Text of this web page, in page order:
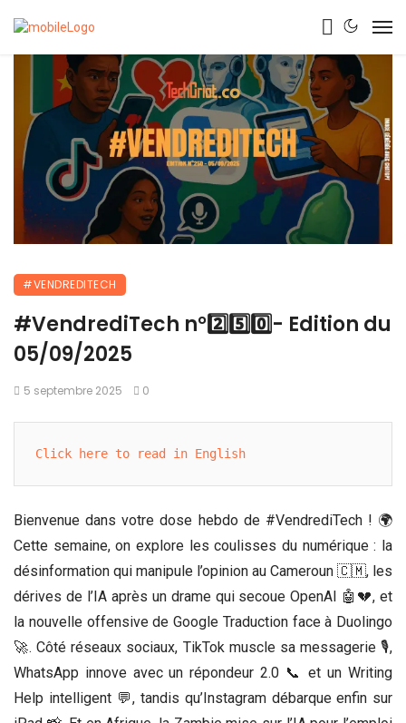
#VENDREDITECH
#VendrediTech n°2️⃣5️⃣0️⃣- Edition du
05/09/2025
5 septembre 2025 0
Click here to read in English
Bienvenue dans votre dose hebdo de #VendrediTech ! 🌍
Cette semaine, on explore les coulisses du numérique : la
désinformation qui manipule l’opinion au Cameroun 🇨🇲, les
dérives de l’IA après un drame qui secoue OpenAI 🤖💔, et
la nouvelle offensive de Google Traduction face à Duolingo
🚀. Côté réseaux sociaux, TikTok muscle sa messagerie 🎙️,
WhatsApp innove avec un répondeur 2.0 📞 et un Writing
Help intelligent 💬, tandis qu’Instagram débarque enfin sur